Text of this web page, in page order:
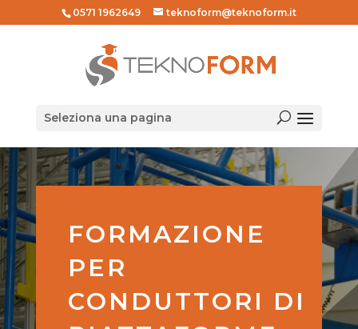
0571 1962649 teknoform@teknoform.it
Seleziona una pagina
FORMAZIONE
PER
CONDUTTORI DI